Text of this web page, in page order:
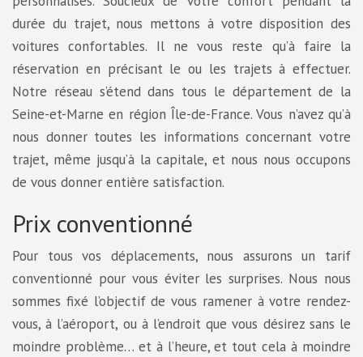
durée du trajet, nous mettons à votre disposition des
voitures confortables. Il ne vous reste qu’à faire la
réservation en précisant le ou les trajets à effectuer.
Notre réseau s’étend dans tous le département de la
Seine-et-Marne en région Île-de-France. Vous n’avez qu’à
nous donner toutes les informations concernant votre
trajet, même jusqu’à la capitale, et nous nous occupons
de vous donner entière satisfaction.
Prix conventionné
Pour tous vos déplacements, nous assurons un tarif
conventionné pour vous éviter les surprises. Nous nous
sommes fixé l’objectif de vous ramener à votre rendez-
vous, à l’aéroport, ou à l’endroit que vous désirez sans le
moindre problème… et à l’heure, et tout cela à moindre